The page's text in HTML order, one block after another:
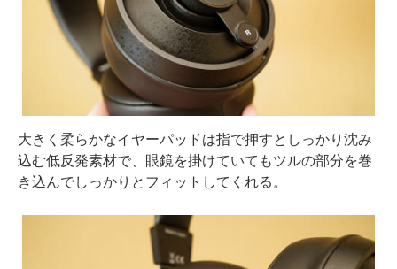
大きく柔らかなイヤーパッドは指で押すとしっかり沈み
込む低反発素材で、眼鏡を掛けていてもツルの部分を巻
き込んでしっかりとフィットしてくれる。